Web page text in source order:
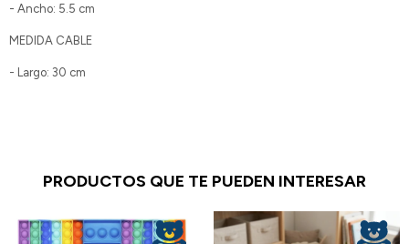
- Ancho: 5.5 cm
MEDIDA CABLE
- Largo: 30 cm
PRODUCTOS QUE TE PUEDEN INTERESAR